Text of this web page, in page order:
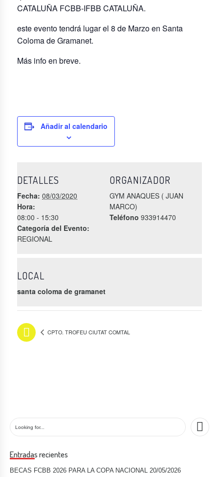
CATALUÑA FCBB-IFBB CATALUÑA.
este evento tendrá lugar el 8 de Marzo en Santa
Coloma de Gramanet.
Más info en breve.
Añadir al calendario
DETALLES
Fecha: 08/03/2020
Hora:
08:00 - 15:30
Categoría del Evento:
REGIONAL
ORGANIZADOR
GYM ANAQUES ( JUAN
MARCO)
Teléfono 933914470
LOCAL
santa coloma de gramanet
CPTO. TROFEU CIUTAT COMTAL
Entradas recientes
BECAS FCBB 2026 PARA LA COPA NACIONAL 20/05/2026